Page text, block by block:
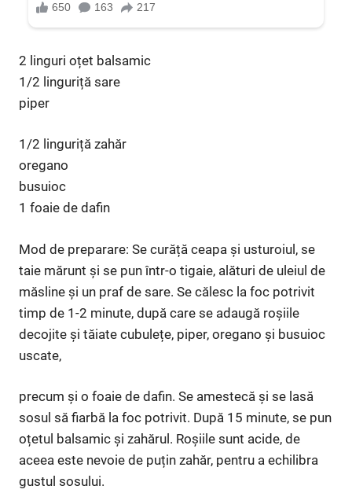
2 linguri oțet balsamic
1/2 linguriță sare
piper
1/2 linguriță zahăr
oregano
busuioc
1 foaie de dafin
Mod de preparare: Se curăță ceapa și usturoiul, se
taie mărunt și se pun într-o tigaie, alături de uleiul de
măsline și un praf de sare. Se călesc la foc potrivit
timp de 1-2 minute, după care se adaugă roșiile
decojite și tăiate cubulețe, piper, oregano și busuioc
uscate,
precum și o foaie de dafin. Se amestecă și se lasă
sosul să fiarbă la foc potrivit. După 15 minute, se pun
oțetul balsamic și zahărul. Roșiile sunt acide, de
aceea este nevoie de puțin zahăr, pentru a echilibra
gustul sosului.